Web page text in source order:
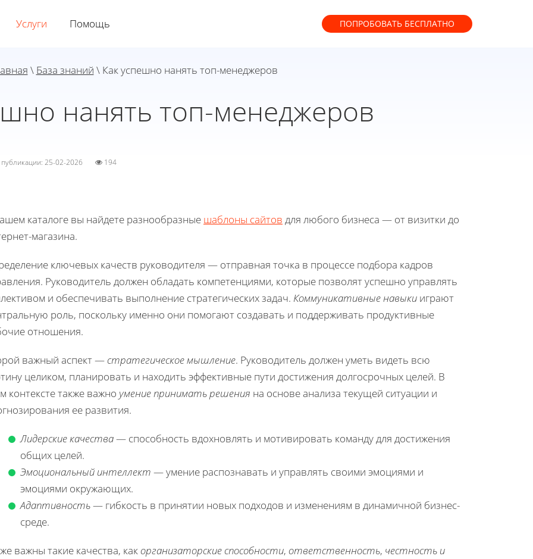
Услуги Помощь ПОПРОБОВАТЬ БЕСПЛАТНО
\ База знаний \ Как успешно нанять топ-менеджеров
нанять топ-менеджеров
публикации: 25-02-2026 194
каталоге вы найдете разнообразные шаблоны сайтов для любого бизнеса — от визитки до
магазина.
ключевых качеств руководителя — отправная точка в процессе подбора кадров
Руководитель должен обладать компетенциями, которые позволят успешно управлять
и обеспечивать выполнение стратегических задач. Коммуникативные навыки играют
роль, поскольку именно они помогают создавать и поддерживать продуктивные
отношения.
важный аспект —стратегическое мышление. Руководитель должен уметь видеть всю
целиком, планировать и находить эффективные пути достижения долгосрочных целей. В
контексте также важно умение принимать решения на основе анализа текущей ситуации и
ее развития.
Лидерские качества— способность вдохновлять и мотивировать команду для достижения
общих целей.
Эмоциональный интеллект — умение распознавать и управлять своими эмоциями и
эмоциями окружающих.
Адаптивность— гибкость в принятии новых подходов и изменениям в динамичной бизнес-
среде.
важны такие качества, какорганизаторские способности, ответственность, честность и